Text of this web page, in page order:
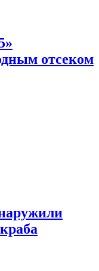
отсеком